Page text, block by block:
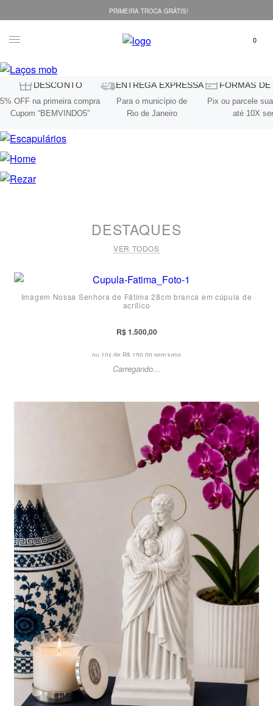
PRIMEIRA TROCA GRÁTIS!
DESCONTO
5% OFF na primeira compra
Cupom “BEMVINDO5”
ENTREGA EXPRESSA
Para o município de
Rio de Janeiro
FORMAS DE
Pix ou parcele
até 10X
DESTAQUES
VER TODOS
Imagem Nossa Senhora de Fátima 28cm branca em cúpula de
acrílico
R$ 1.500,00
ou 10x de R$ 150,00 sem juros
Carregando...